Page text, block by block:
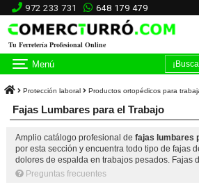
972 233 731 648 179 479
Tu Ferretería Profesional Online
Menú
Protección laboral Productos ortopédicos para
Fajas Lumbares para el Trabajo
Amplio catálogo profesional de fajas lumbares
por esta sección y encuentra todo tipo de fajas
dolores de espalda en trabajos pesados. Fajas
Preguntas frecuentes